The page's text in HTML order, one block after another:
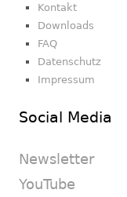
Kontakt
Downloads
FAQ
Datenschutz
Impressum
Social Media
Newsletter
YouTube